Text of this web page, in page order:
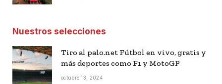
Nuestros selecciones
Tiro al palo.net Fútbol en vivo, gratis y
más deportes como F1 y MotoGP
octubre 13, 2024